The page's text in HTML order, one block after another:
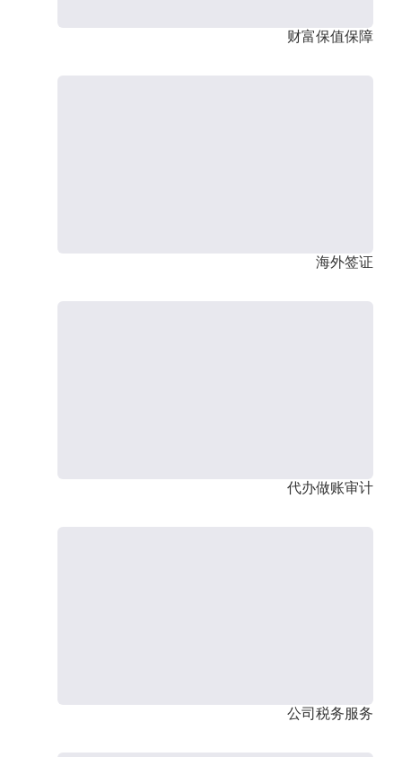
财富保值保障
海外签证
代办做账审计
公司税务服务